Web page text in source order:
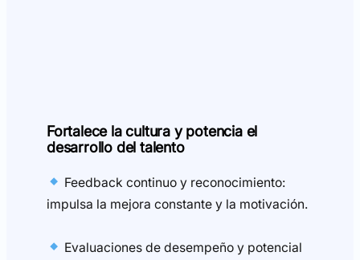
Fortalece la cultura y potencia el
desarrollo del talento
Feedback continuo y reconocimiento:
impulsa la mejora constante y la motivación.
Evaluaciones de desempeño y potencial